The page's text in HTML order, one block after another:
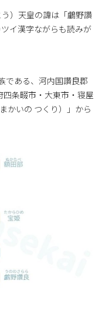
）天皇の諱は「鸕野讚
イ漢字ながらも読みが
である、河内国讚良郡
四条畷市・大東市・寝屋
かいの つくり）」から